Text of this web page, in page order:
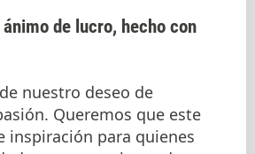
de lucro, hecho con
nuestro deseo de
Queremos que este
inspiración para quienes